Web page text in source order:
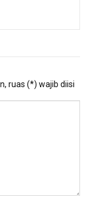
ruas (*) wajib diisi